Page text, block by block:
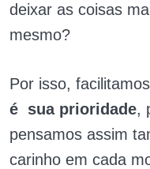
deixar as coisas
mesmo?
Por isso,
é sua prioridade,
pensamos assim
carinho em cada